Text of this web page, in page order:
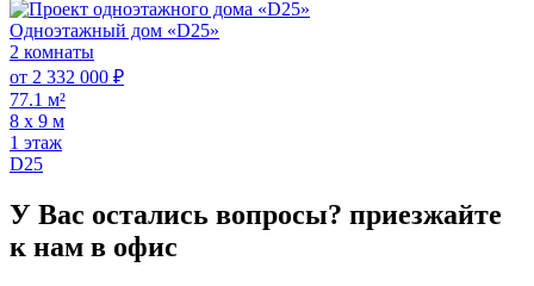
Одноэтажный дом «D25»
2 комнаты
от 2 332 000 ₽
77.1 м²
8 х 9 м
1 этаж
D25
У Вас остались вопросы? приезжайте
к нам в офис